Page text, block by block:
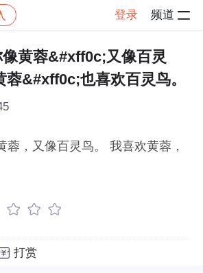
登录 频道
感慨 帖子详情
黄蓉&#xff0c;又像百灵
蓉&#xff0c;也喜欢百灵鸟。
蓉，又像百灵鸟。 我喜欢黄蓉，
打赏